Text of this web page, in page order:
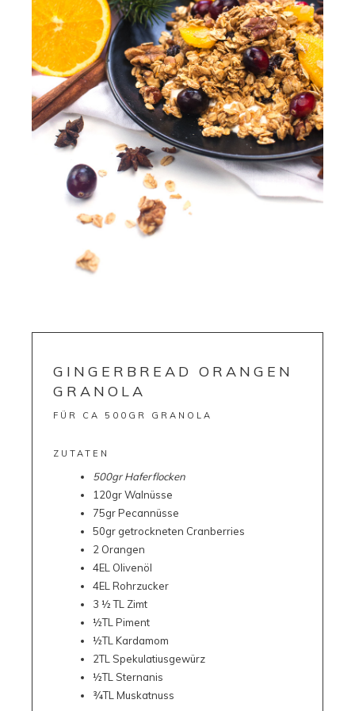
GINGERBREAD ORANGEN
GRANOLA
FÜR CA 500GR GRANOLA
ZUTATEN
500gr Haferflocken
120gr Walnüsse
75gr Pecannüsse
50gr getrockneten Cranberries
2 Orangen
4EL Olivenöl
4EL Rohrzucker
3 ½ TL Zimt
½TL Piment
½TL Kardamom
2TL Spekulatiusgewürz
½TL Sternanis
¾TL Muskatnuss